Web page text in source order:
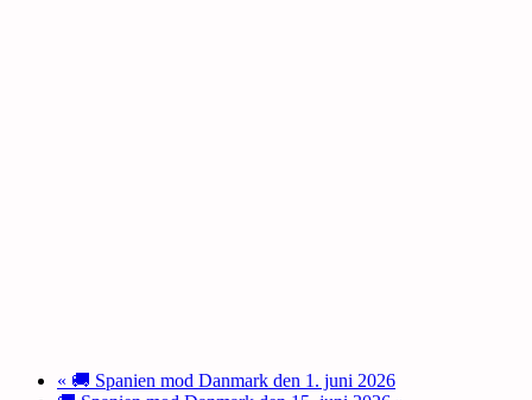
« 🚚 Spanien mod Danmark den 1. juni 2026